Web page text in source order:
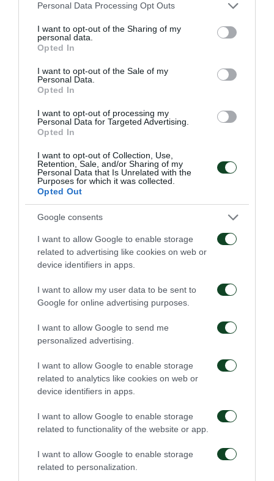
Please note that this website/app uses one or more Google
not limited to your visit or usage behaviour. You may click to
grant or deny consent to Google and its third-party tags to
use your data for below specified purposes in below Google
consent section.
Personal Data Processing Opt Outs
I want to opt-out of the Sharing of my
personal data.
Opted In
I want to opt-out of the Sale of my
Personal Data.
Opted In
I want to opt-out of processing my
Personal Data for Targeted Advertising.
Opted In
I want to opt-out of Collection, Use,
Retention, Sale, and/or Sharing of my
Personal Data that Is Unrelated with the
Purposes for which it was collected.
Opted Out
Google consents
I want to allow Google to enable storage
related to advertising like cookies on web or
device identifiers in apps.
I want to allow my user data to be sent to
Google for online advertising purposes.
I want to allow Google to send me
personalized advertising.
I want to allow Google to enable storage
related to analytics like cookies on web or
device identifiers in apps.
I want to allow Google to enable storage
related to functionality of the website or app.
I want to allow Google to enable storage
related to personalization.
Σεμπάστιαν Λέτο
Αργεντίνος
Σεντρίκ Καντέ
Ματίας Μπιάρσμιρ
Σουηδός
Ζαν Αλέν Μπουμσόνγκ
Λουίς Γκαρσία
Σίντνεϊ Γκοβού
Γάλλος
Ντάνιελ Φερνάντες
Πορτογάλος
Ρούντολφ Γκέργκελι
Ούγγρος
Χοσέ Τοτσέ
Ισπανός
Βίκτορ Βιτόλο
Αμπέγιε Κουίνσι
Γκανέζος
Χοσέ Βελάσκες
Κώστας Μπαρμπαρούσης
Νεοζηλανδός
Λουτσιάνο Φιγκερόα
Χοακίν Εσπάρθα
Ισπανός
Γιοχέι Καζιγιάμα
Ιάπωνας
Νίκι Κάιπερ
Ολλανδός
Εμίρ Μπαϊράμι